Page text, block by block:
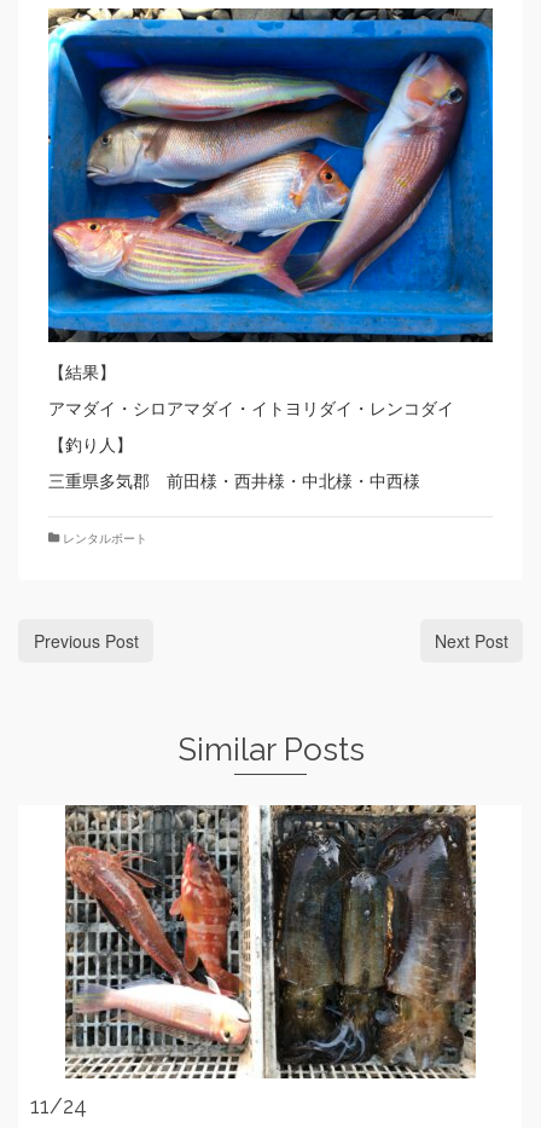
【結果】
アマダイ・シロアマダイ・イトヨリダイ・レンコダイ
【釣り人】
三重県多気郡 前田様・西井様・中北様・中西様
レンタルボート
Previous Post Next Post
Similar Posts
11/24